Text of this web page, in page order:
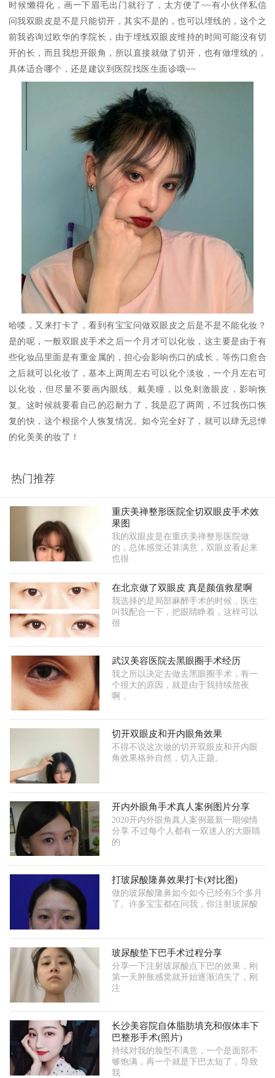
时候懒得化，画一下眉毛出门就行了，太方便了~~有小伙伴私信
问我双眼皮是不是只能切开，其实不是的，也可以埋线的，这个之
前我咨询过欧华的李院长，由于埋线双眼皮维持的时间可能没有切
开的长，而且我想开眼角，所以直接就做了切开，也有做埋线的，
具体适合哪个，还是建议到医院找医生面诊哦~~
哈喽，又来打卡了，看到有宝宝问做双眼皮之后是不是不能化妆？
是的呢，一般双眼皮手术之后一个月才可以化妆，这主要是由于有
些化妆品里面是有重金属的，担心会影响伤口的成长，等伤口愈合
之后就可以化妆了，基本上两周左右可以化个淡妆，一个月左右可
以化妆，但尽量不要画内眼线、戴美瞳，以免刺激眼皮，影响恢
复。这时候就要看自己的忍耐力了，我是忍了两周，不过我伤口恢
复的快，这个根据个人恢复情况。如今完全好了，就可以肆无忌惮
的化美美的妆了！
热门推荐
重庆美禅整形医院全切双眼皮手术效
果图
我的双眼皮是在重庆美禅整形医院做
的，总体感觉还算满意，双眼皮看起来
也很
在北京做了双眼皮 真是颜值救星啊
我选择的是局部麻醉手术的时候，医生
叫我配合一下，把眼睛睁着，这样可以
很
武汉美容医院去黑眼圈手术经历
我之所以决定去做去黑眼圈手术，有一
个很大的原因，就是由于我持续熬夜
啊，
切开双眼皮和开内眼角效果
不得不说这次做的切开双眼皮和开内眼
角效果格外自然，切入正题。
开内外眼角手术真人案例图片分享
2020开内外眼角真人案例最新一期倾情
分享 不过每个人都有一双迷人的大眼睛
的
打玻尿酸隆鼻效果打卡(对比图)
做的玻尿酸隆鼻如今如今已经有5个多月
了。许多宝宝都在问我，你注射玻尿酸
玻尿酸垫下巴手术过程分享
分享一下注射玻尿酸点下巴的效果，刚
第一天肿胀感觉就开始逐渐消失了，刚
注
长沙美容院自体脂肪填充和假体丰下
巴整形手术(照片)
持续对我的脸型不满意，一个是面部不
够饱满，再一个就是下巴太短了，导致
我